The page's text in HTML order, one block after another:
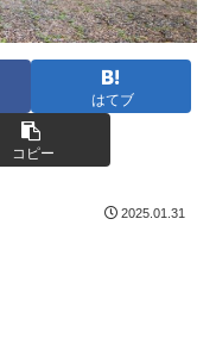
はてブ
コピー
2025.01.31